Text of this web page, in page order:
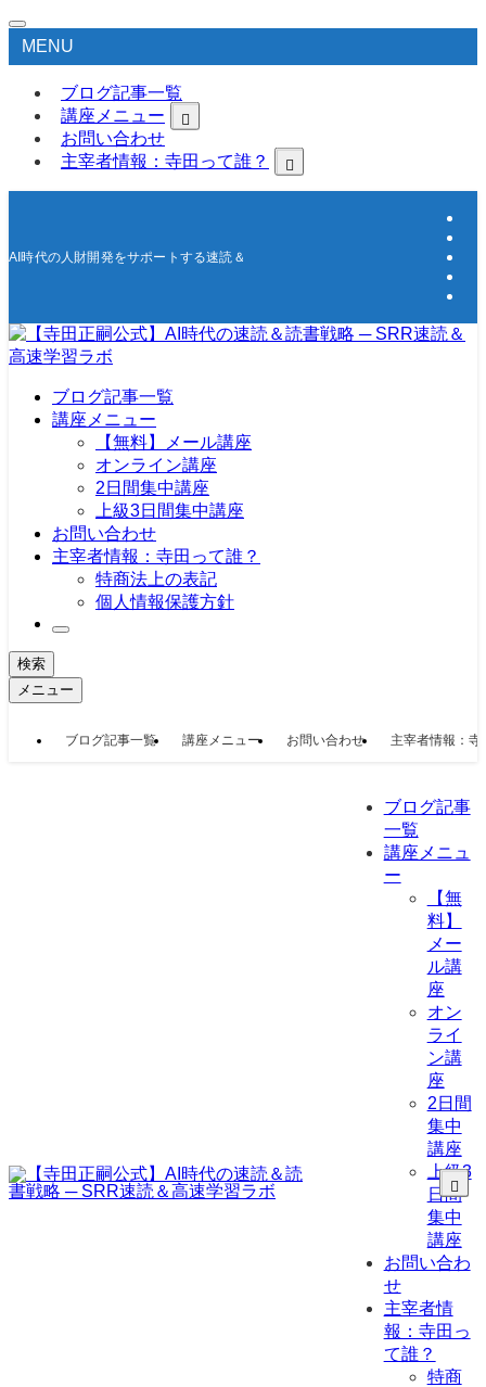
MENU
ブログ記事一覧
講座メニュー
お問い合わせ
主宰者情報：寺田って誰？
AI時代の人財開発をサポートする速読＆高速学習の研究所
ブログ記事一覧
講座メニュー
【無料】メール講座
オンライン講座
2日間集中講座
上級3日間集中講座
お問い合わせ
主宰者情報：寺田って誰？
特商法上の表記
個人情報保護方針
検索
メニュー
ブログ記事一覧 講座メニュー お問い合わせ 主宰者情報：寺
ブログ記事
一覧
講座メニュ
ー
【無
料】
メー
ル講
座
オン
ライ
ン講
座
2日間
集中
講座
上級3
日間
集中
講座
お問い合わ
せ
主宰者情
報：寺田っ
て誰？
特商